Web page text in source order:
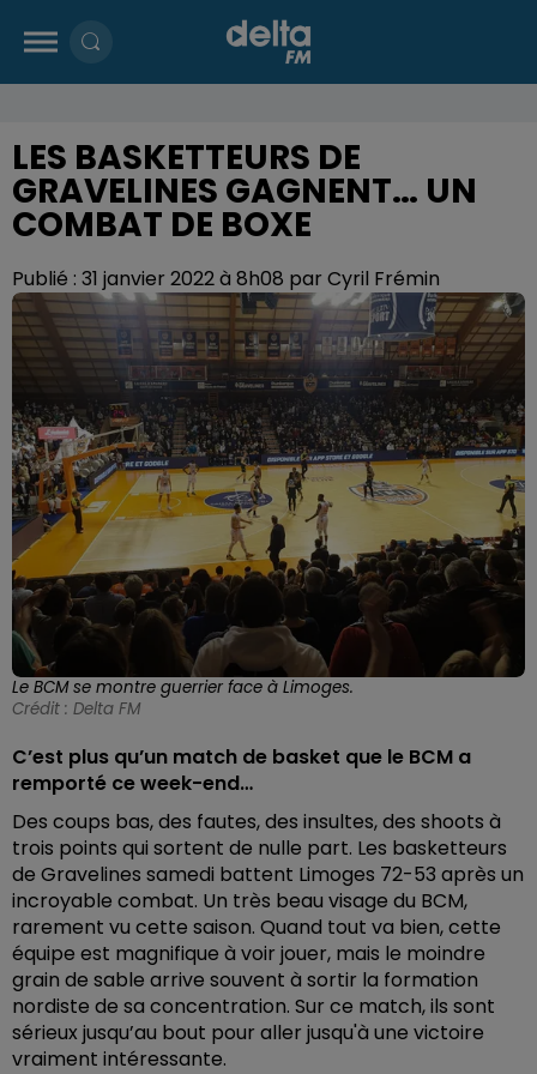
LES BASKETTEURS DE
GRAVELINES GAGNENT… UN
COMBAT DE BOXE
Publié : 31 janvier 2022 à 8h08 par Cyril Frémin
Le BCM se montre guerrier face à Limoges.
Crédit : Delta FM
C’est plus qu’un match de basket que le BCM a
remporté ce week-end…
Des coups bas, des fautes, des insultes, des shoots à
trois points qui sortent de nulle part. Les basketteurs
de Gravelines samedi battent Limoges 72-53 après un
incroyable combat. Un très beau visage du BCM,
rarement vu cette saison. Quand tout va bien, cette
équipe est magnifique à voir jouer, mais le moindre
grain de sable arrive souvent à sortir la formation
nordiste de sa concentration. Sur ce match, ils sont
sérieux jusqu’au bout pour aller jusqu'à une victoire
vraiment intéressante.